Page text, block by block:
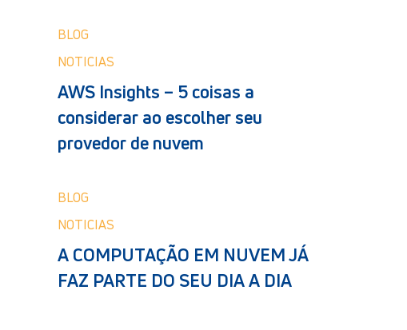
BLOG
NOTICIAS
AWS Insights – 5 coisas a
considerar ao escolher seu
provedor de nuvem
BLOG
NOTICIAS
A COMPUTAÇÃO EM NUVEM JÁ
FAZ PARTE DO SEU DIA A DIA